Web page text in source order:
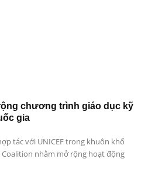
chương trình giáo dục kỹ
gia
tác với UNICEF trong khuôn khổ
nhằm mở rộng hoạt động